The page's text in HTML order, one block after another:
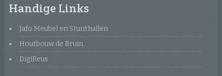
Handige Links
Jafo Meubel en Stunthallen
Houtbouw de Bruin
DigiReus